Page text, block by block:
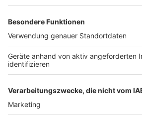
Stunden voll gesperrt. Außerdem
Heppendorf auf dem Aher
Sturm für einige Einsätze im
Kreis gesorgt. In Bedburg war dabei
umgekippt und auf ein Gebäude
Anzeige